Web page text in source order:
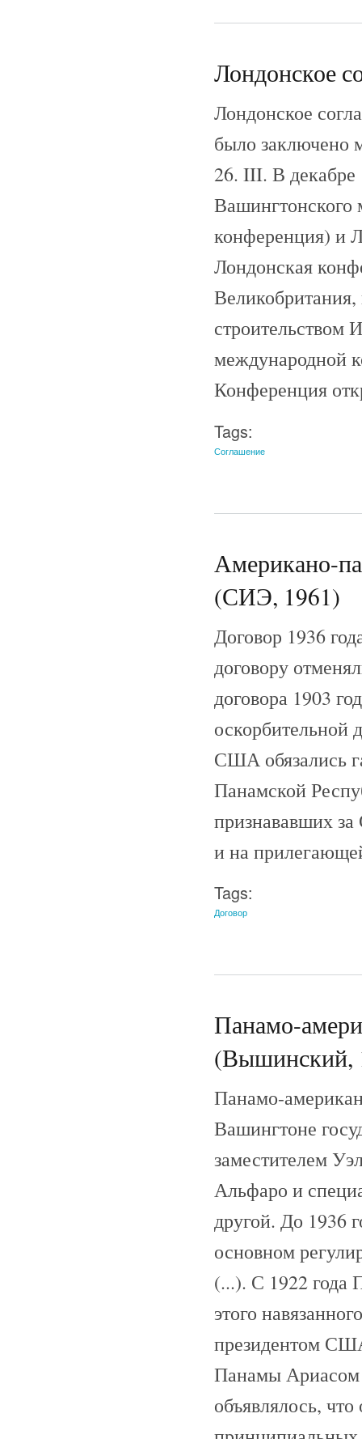
Лондонское
Лондонское
было
26. III. В декабре
Вашингтонского
конференция) и
Лондонская
строительством
международной
Конференция
Tags:
Соглашение
Американо-
(СИЭ, 1961)
Договор 1936
договору
договора 1903
оскорбительной
США обязались
Панамской
признававших
и на
Tags:
Договор
Панамо-
(Вышинский,
Панамо-
Вашингтоне
заместителем
Альфаро и
другой. До 1936
основном
(...). С 1922 года
этого
президентом
Панамы Ариасом
объявлялось,